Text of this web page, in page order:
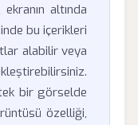
altında
bu içerikleri
alabilir veya
bir görselde
özelliği,